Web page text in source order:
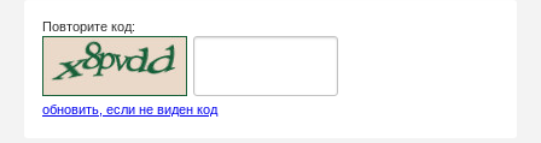
Повторите код:
обновить, если не виден код